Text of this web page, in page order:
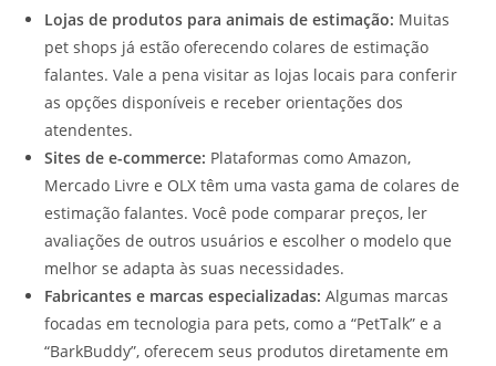
Lojas de produtos para animais de estimação: Muitas
pet shops já estão oferecendo colares de estimação
falantes. Vale a pena visitar as lojas locais para conferir
as opções disponíveis e receber orientações dos
atendentes.
Sites de e-commerce: Plataformas como Amazon,
Mercado Livre e OLX têm uma vasta gama de colares de
estimação falantes. Você pode comparar preços, ler
avaliações de outros usuários e escolher o modelo que
melhor se adapta às suas necessidades.
Fabricantes e marcas especializadas: Algumas marcas
focadas em tecnologia para pets, como a “PetTalk” e a
“BarkBuddy”, oferecem seus produtos diretamente em